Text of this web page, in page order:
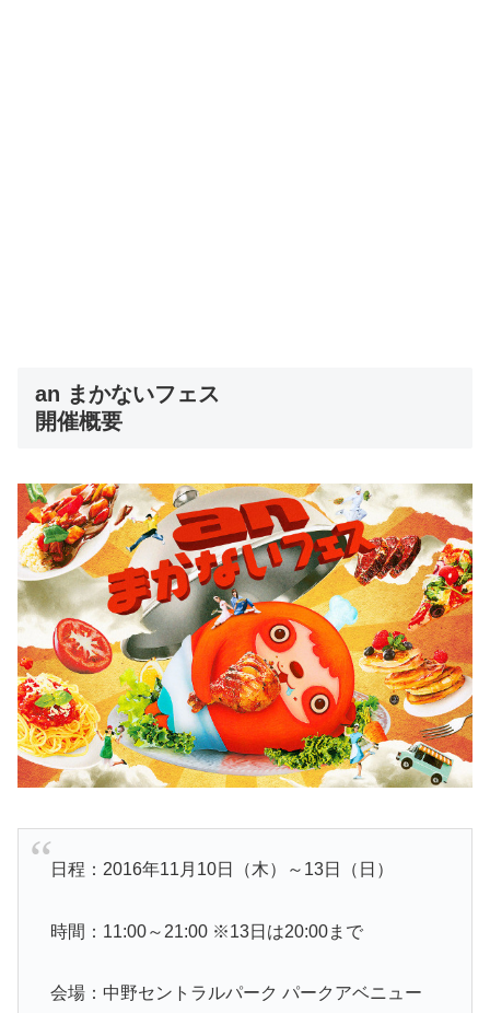
an まかないフェス
開催概要
日程：2016年11月10日（木）～13日（日）
時間：11:00～21:00 ※13日は20:00まで
会場：中野セントラルパーク パークアベニュー